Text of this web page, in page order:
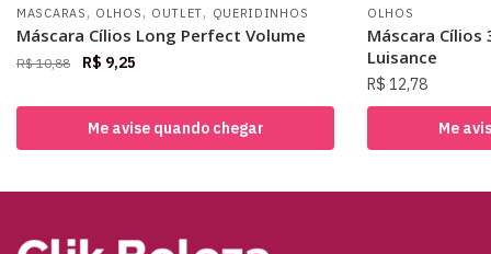
MASCARAS , OLHOS , OUTLET, QUERIDINHOS
Máscara Cílios Long Perfect Volume
R$10,88 R$ 9,25
Me avise quando chegar
OLHOS
Máscara Cílios
Luisance
R$ 12,78
Me